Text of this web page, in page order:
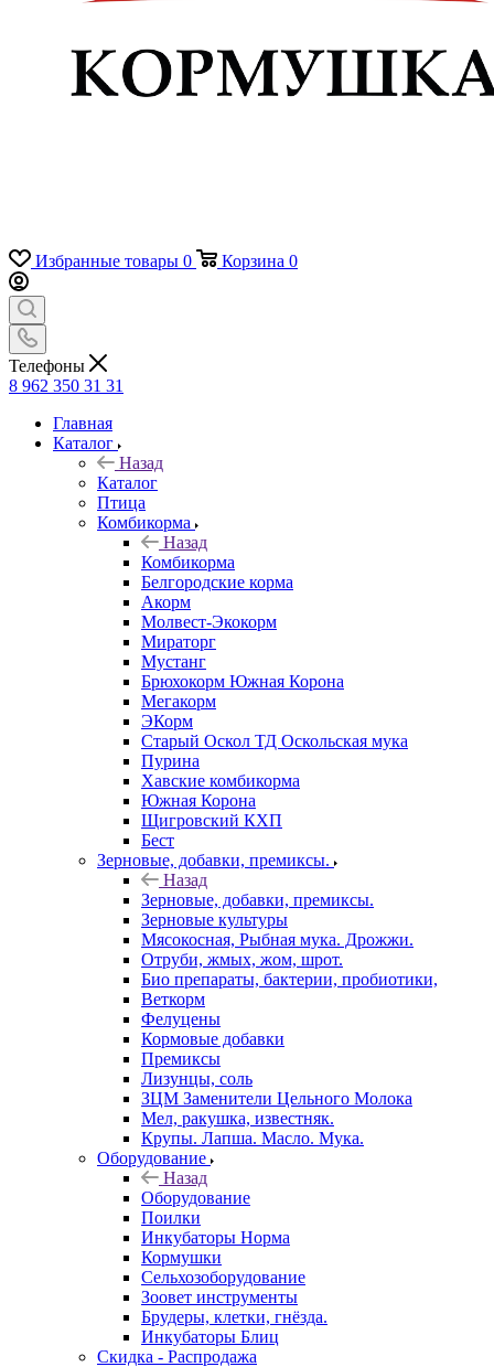
Избранные товары 0 Корзина 0
Телефоны
8 962 350 31 31
Главная
Каталог
Назад
Каталог
Птица
Комбикорма
Назад
Комбикорма
Белгородские корма
Акорм
Молвест-Экокорм
Мираторг
Мустанг
Брюхокорм Южная Корона
Мегакорм
ЭКорм
Старый Оскол ТД Оскольская мука
Пурина
Хавские комбикорма
Южная Корона
Щигровский КХП
Бест
Зерновые, добавки, премиксы.
Назад
Зерновые, добавки, премиксы.
Зерновые культуры
Мясокосная, Рыбная мука. Дрожжи.
Отруби, жмых, жом, шрот.
Био препараты, бактерии, пробиотики,
Веткорм
Фелуцены
Кормовые добавки
Премиксы
Лизунцы, соль
ЗЦМ Заменители Цельного Молока
Мел, ракушка, известняк.
Крупы. Лапша. Масло. Мука.
Оборудование
Назад
Оборудование
Поилки
Инкубаторы Норма
Кормушки
Сельхозоборудование
Зоовет инструменты
Брудеры, клетки, гнёзда.
Инкубаторы Блиц
Скидка - Распродажа